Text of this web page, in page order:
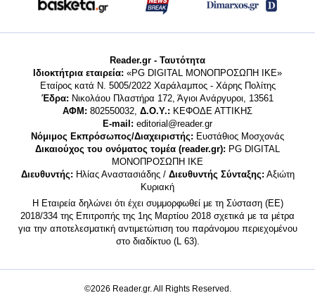
Reader.gr - Ταυτότητα
Ιδιοκτήτρια εταιρεία: «PG DIGITAL MONΟΠΡΟΣΩΠΗ ΙΚΕ»
Εταίρος κατά Ν. 5005/2022 Χαράλαμπος - Χάρης Πολίτης
Έδρα: Νικολάου Πλαστήρα 172, Άγιοι Ανάργυροι, 13561
ΑΦΜ: 802550032, Δ.Ο.Υ.: ΚΕΦΟΔΕ ΑΤΤΙΚΗΣ
E-mail: editorial@reader.gr
Νόμιμος Εκπρόσωπος/Διαχειριστής: Ευστάθιος Μοσχονάς
Δικαιούχος του ονόματος τομέα (reader.gr): PG DIGITAL
MONΟΠΡΟΣΩΠΗ ΙΚΕ
Διευθυντής: Ηλίας Αναστασιάδης / Διευθυντής Σύνταξης: Αξιώτη
Κυριακή
Η Εταιρεία δηλώνει ότι έχει συμμορφωθεί με τη Σύσταση (ΕΕ)
2018/334 της Επιτροπής της 1ης Μαρτίου 2018 σχετικά με τα μέτρα
για την αποτελεσματική αντιμετώπιση του παράνομου περιεχομένου
στο διαδίκτυο (L 63).
©2026 Reader.gr. All Rights Reserved.